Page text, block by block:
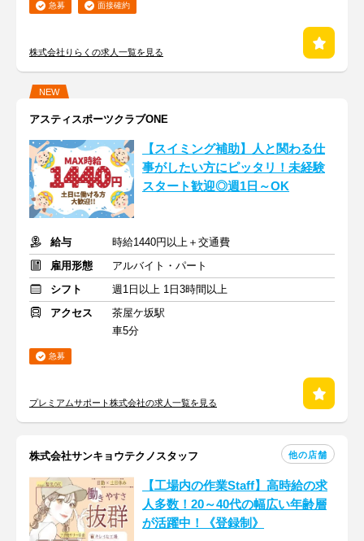
急募 面接確約
株式会社りらくの求人一覧を見る
NEW
アスティスポーツクラブONE
【スイミング補助】人と関わる仕
事がしたい方にピッタリ！未経験
スタート歓迎◎週1日～OK
給与
時給1440円以上＋交通費
雇用形態
アルバイト・パート
シフト
週1日以上 1日3時間以上
アクセス
茶屋ケ坂駅
車5分
急募
プレミアムサポート株式会社の求人一覧を見る
株式会社サンキョウテクノスタッフ 他の店舗
【工場内の作業Staff】高時給の求
人多数！20～40代の幅広い年齢層
が活躍中！《登録制》